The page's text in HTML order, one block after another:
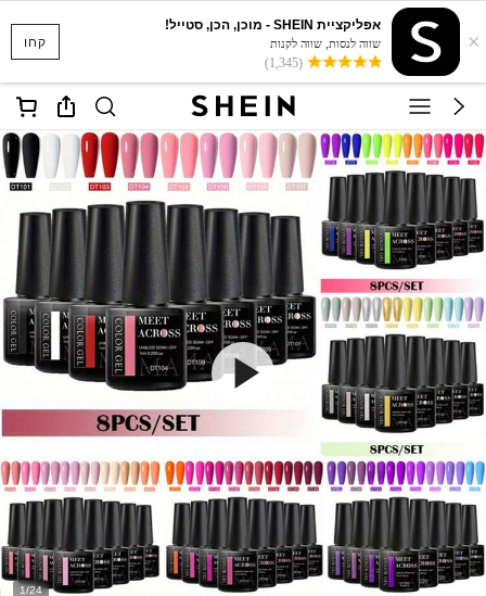
קחו ×
אפליקציית SHEIN - מוכן, הכן, סטייל!
שווה לנסות, שווה לקנות
(1,345)
1/24